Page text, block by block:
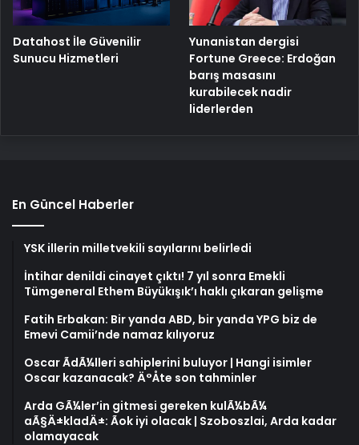
Datahost İle Güvenilir
Sunucu Hizmetleri
Yunanistan dergisi
Fortune Greece: Erdoğan
barış masasını
kurabilecek nadir
liderlerden
En Güncel Haberler
YSK illerin milletvekili sayılarını belirledi
İntihar denildi cinayet çıktı! 7 yıl sonra Emekli
Tümgeneral Ethem Büyükışık’ı haklı çıkaran gelişme
Fatih Erbakan: Bir yanda ABD, bir yanda YPG biz de
Emevi Camii’nde namaz kılıyoruz
Oscar ÃdÃ¼lleri sahiplerini buluyor | Hangi isimler
Oscar kazanacak? Ä°Åte son tahminler
Arda GÃ¼ler’in gitmesi gereken kulÃ¼bÃ¼
aÃ§Ä±kladÄ±: Ãok iyi olacak | Szoboszlai, Arda kadar
olamayacak